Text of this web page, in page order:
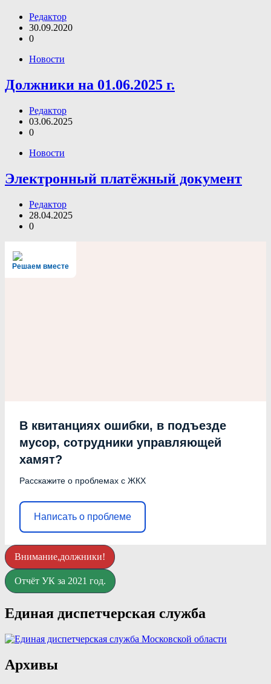
Редактор
30.09.2020
0
Новости
Должники на 01.06.2025 г.
Редактор
03.06.2025
0
Новости
Электронный платёжный документ
Редактор
28.04.2025
0
Решаем вместе
В квитанциях ошибки, в подъезде
мусор, сотрудники управляющей
хамят?
Расскажите о проблемах с ЖКХ
Написать о проблеме
Внимание,должники!
Отчёт УК за 2021 год.
Единая диспетчерская служба
Архивы